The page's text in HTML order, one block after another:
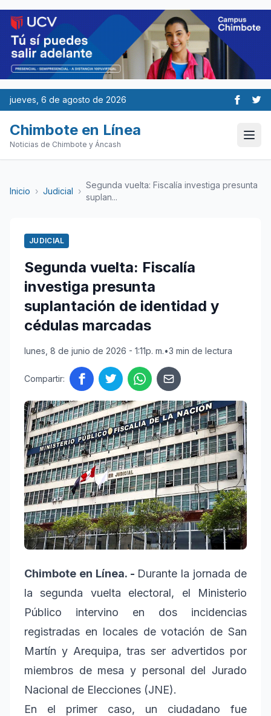
jueves, 6 de agosto de 2026
Chimbote en Línea
Noticias de Chimbote y Áncash
Inicio › Judicial ›
Segunda vuelta: Fiscalía investiga presunta
suplan...
JUDICIAL
Segunda vuelta: Fiscalía
investiga presunta
suplantación de identidad y
cédulas marcadas
lunes, 8 de junio de 2026 - 1:11p. m.•3 min de lectura
Compartir:
Chimbote en Línea. - Durante la jornada de
la segunda vuelta electoral, el Ministerio
Público intervino en dos incidencias
registradas en locales de votación de San
Martín y Arequipa, tras ser advertidos por
miembros de mesa y personal del Jurado
Nacional de Elecciones (JNE).
En el primer caso, un ciudadano fue